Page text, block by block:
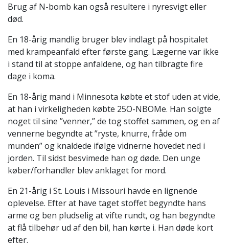
Brug af N-bomb kan også resultere i nyresvigt eller
død.
En 18-årig mandlig bruger blev indlagt på hospitalet
med krampeanfald efter første gang. Lægerne var ikke
i stand til at stoppe anfaldene, og han tilbragte fire
dage i koma.
En 18-årig mand i Minnesota købte et stof uden at vide,
at han i virkeligheden købte 25O-NBOMe. Han solgte
noget til sine ”venner,” de tog stoffet sammen, og en af
vennerne begyndte at ”ryste, knurre, fråde om
munden” og knaldede ifølge vidnerne hovedet ned i
jorden. Til sidst besvimede han og døde. Den unge
køber/forhandler blev anklaget for mord.
En 21-årig i St. Louis i Missouri havde en lignende
oplevelse. Efter at have taget stoffet begyndte hans
arme og ben pludselig at vifte rundt, og han begyndte
at flå tilbehør ud af den bil, han kørte i. Han døde kort
efter.